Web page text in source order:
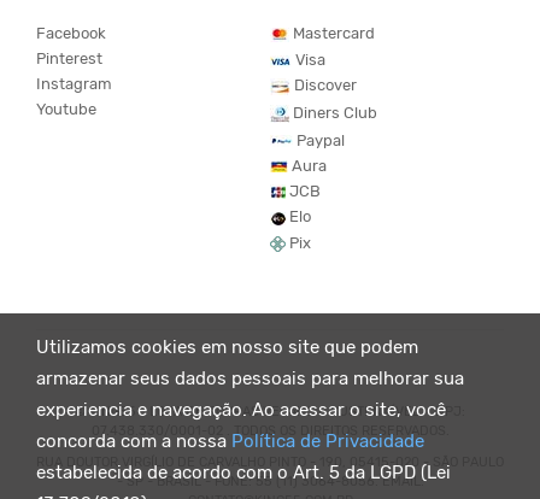
Utilizamos cookies em nosso site que podem
armazenar seus dados pessoais para melhorar sua
experiencia e navegação. Ao acessar o site, você
concorda com a nossa Política de Privacidade
estabelecida de acordo com o Art. 5 da LGPD (Lei
Facebook
Pinterest
Instagram
Youtube
Mastercard
Visa
Discover
Diners Club
Paypal
Aura
JCB
Elo
Pix
© KING55 - LOJA DE ROUPAS VEGANO E SUSTENTÁVEL. CNPJ:
07.438.330/0001-02 . TODOS OS DIREITOS RESERVADOS.
RUA DOUTOR VIRGÍLIO DE CARVALHO PINTO - 190, 05415-020 - SÃO PAULO
- SP - BRASIL - FONE: 55 (11) 3064-8056. EMAIL: